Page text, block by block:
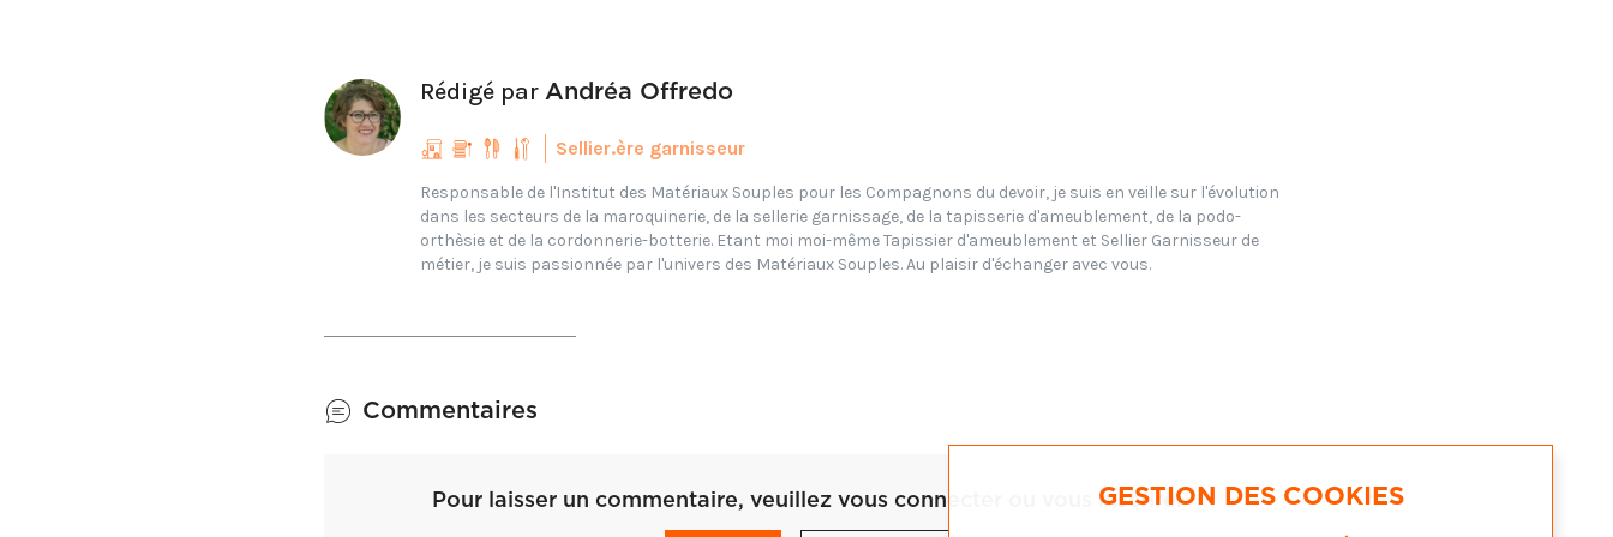
Rédigé par Andréa Offredo
Sellier.ère garnisseur
Responsable de l'Institut des Matériaux Souples pour les Compagnons du devoir, je suis en veille sur l'évolution
dans les secteurs de la maroquinerie, de la sellerie garnissage, de la tapisserie d'ameublement, de la podo-
orthèsie et de la cordonnerie-botterie. Etant moi moi-même Tapissier d'ameublement et Sellier Garnisseur de
métier, je suis passionnée par l'univers des Matériaux Souples. Au plaisir d'échanger avec vous.
Commentaires
Pour laisser un commentaire, veuillez vous connecter ou vous inscrire.GESTION DES COOKIES